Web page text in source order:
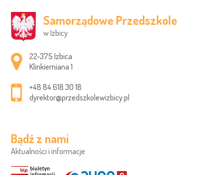
Samorządowe Przedszkole
w Izbicy
Adres pocztowy:
22-375 Izbica
Klinkierniana 1
+48 84 618 30 18
dyrektor@przedszkolewizbicy.pl
Bądź z nami
Aktualności i informacje